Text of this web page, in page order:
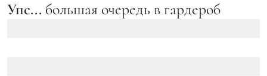
Упс... большая очередь в гардероб